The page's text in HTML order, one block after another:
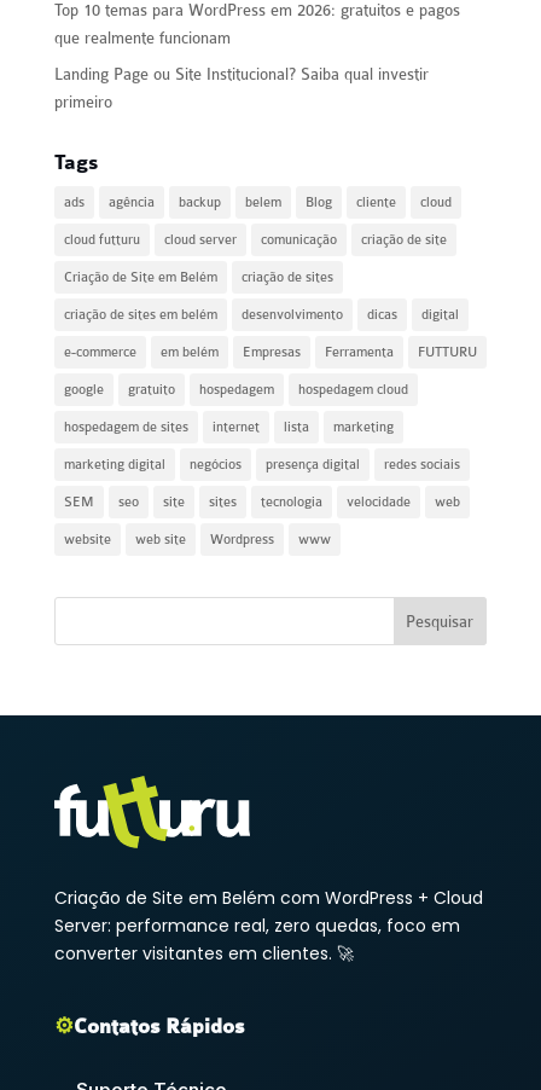
Top 10 temas para WordPress em 2026: gratuitos e pagos
que realmente funcionam
Landing Page ou Site Institucional? Saiba qual investir
primeiro
Tags
ads agência backup belem Blog cliente cloud
cloud futturu cloud server comunicação criação de site
Criação de Site em Belém criação de sites
criação de sites em belém desenvolvimento dicas digital
e-commerce em belém Empresas Ferramenta FUTTURU
google gratuito hospedagem hospedagem cloud
hospedagem de sites internet lista marketing
marketing digital negócios presença digital redes sociais
SEM seo site sites tecnologia velocidade web
website web site Wordpress www
Criação de Site em Belém com WordPress + Cloud
Server: performance real, zero quedas, foco em
converter visitantes em clientes. 🚀
⚙️Contatos Rápidos